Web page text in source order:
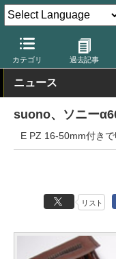
カテゴリ 過去記事
デジカメ Watch 撮影用
ニュース
suono、ソニー
E PZ 16-50mm付き
リスト